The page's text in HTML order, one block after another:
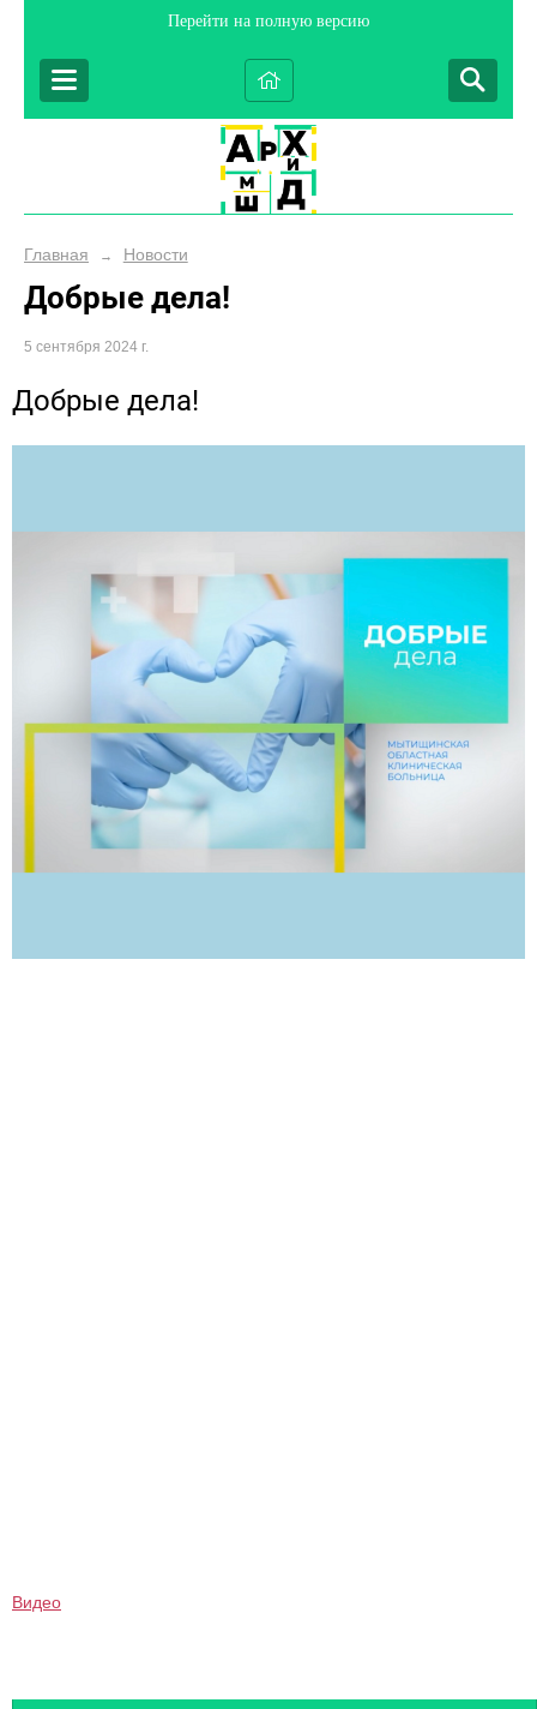
Перейти на полную версию
Главная → Новости
Добрые дела!
5 сентября 2024 г.
Добрые дела!
Видео